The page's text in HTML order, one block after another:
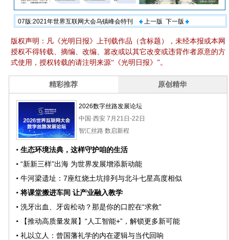
07版:2021年世界互联网大会乌镇峰会特刊 上一版 下一版
版权声明：凡《光明日报》上刊载作品（含标题），未经本报或本网
授权不得转载、摘编、改编、篡改或以其它改变或违背作者原意的方
式使用，授权转载的请注明来源“《光明日报》”。